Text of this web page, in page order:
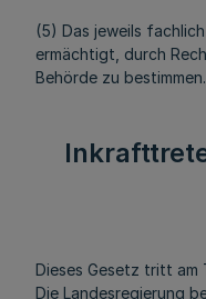
(5) Das jeweils
ermächtigt, durch
Behörde zu bestimmen.
Dieses Gesetz tritt am
Die Landesregierung